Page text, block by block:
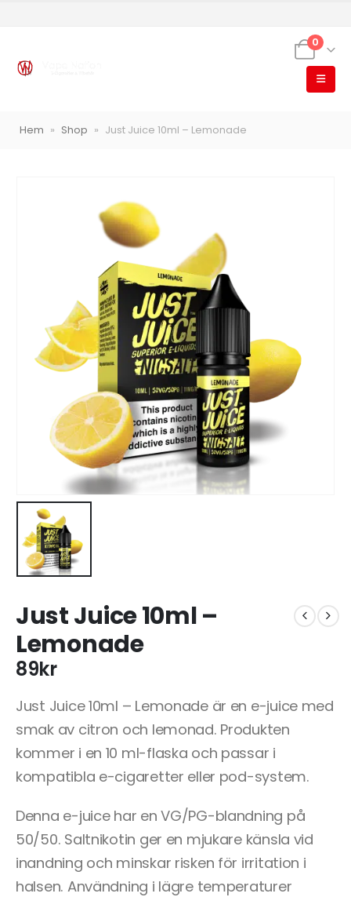
0
Hem » Shop » Just Juice 10ml – Lemonade
Just Juice 10ml –
Lemonade
89kr
Just Juice 10ml – Lemonade är en e-juice med
smak av citron och lemonad. Produkten
kommer i en 10 ml-flaska och passar i
kompatibla e-cigaretter eller pod-system.
Denna e-juice har en VG/PG-blandning på
50/50. Saltnikotin ger en mjukare känsla vid
inandning och minskar risken för irritation i
halsen. Användning i lägre temperaturer
Vapes, e-cigg & vitsnus
Populära engångsvapes Hjälp mig välja
Leverans & frakt